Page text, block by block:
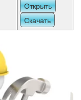
Открыть
Скачать